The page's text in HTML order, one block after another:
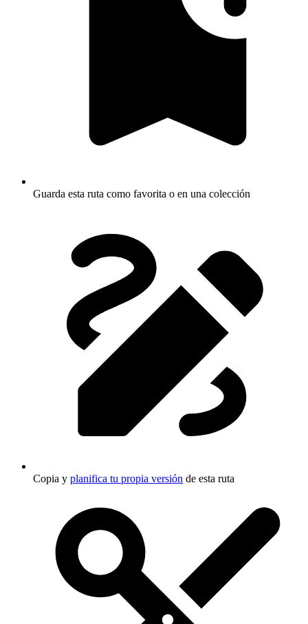
Guarda esta ruta como favorita o en una colección
Copia y planifica tu propia versión de esta ruta